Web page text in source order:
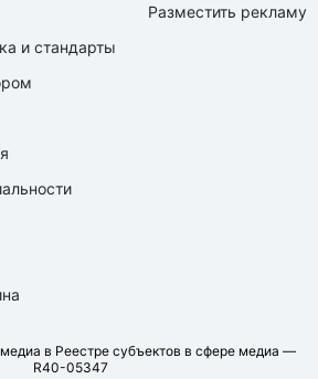
и стандарты
Разместить рекламу
в Реестре субъектов в сфере медиа —
R40-05347